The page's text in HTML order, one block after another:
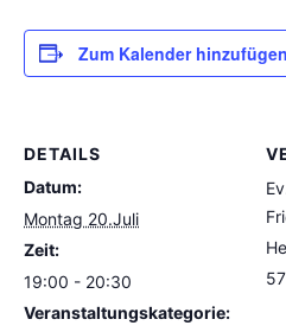
Zum Kalender hinzufügen
DETAILS
Datum:
Montag 20.Juli
Zeit:
19:00 - 20:30
Veranstaltungskategorie: